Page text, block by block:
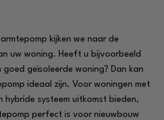
kijken we naar de
uw woning. Heeft u bijvoorbeeld
geïsoleerde woning? Dan kan
ideaal zijn. Voor woningen met
hybride systeem uitkomst bieden,
perfect is voor nieuwbouw